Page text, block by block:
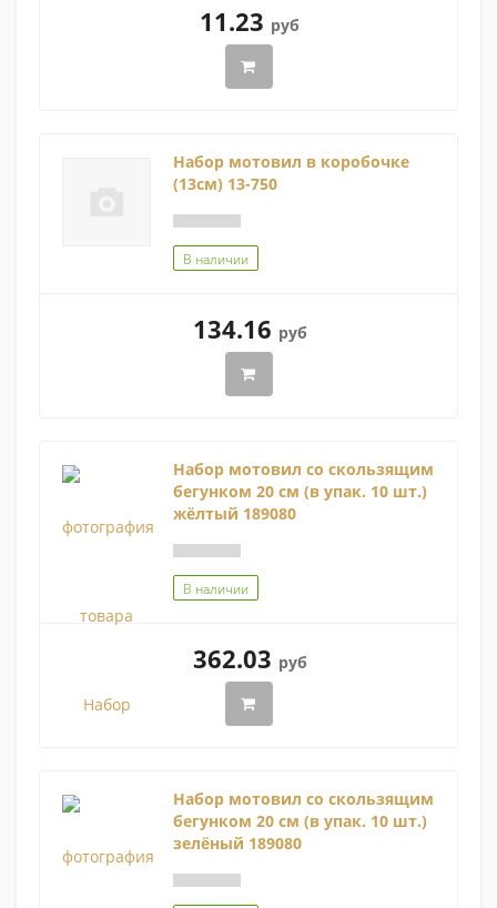
11.23 руб
Набор мотовил в коробочке
(13см) 13-750
В наличии
134.16 руб
Набор мотовил со скользящим
бегунком 20 см (в упак. 10 шт.)
жёлтый 189080
В наличии
362.03 руб
Набор мотовил со скользящим
бегунком 20 см (в упак. 10 шт.)
зелёный 189080